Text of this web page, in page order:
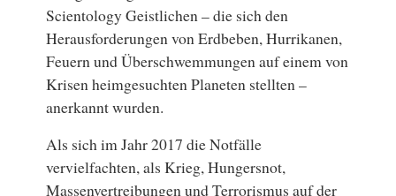
Scientology Geistlichen – die sich den
Herausforderungen von Erdbeben, Hurrikanen,
Feuern und Überschwemmungen auf einem von
Krisen heimgesuchten Planeten stellten –
anerkannt wurden.
Als sich im Jahr 2017 die Notfälle
vervielfachten, als Krieg, Hungersnot,
Massenvertreibungen und Terrorismus auf der